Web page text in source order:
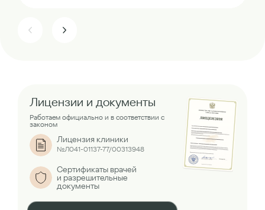
Лицензии и документы
Работаем официально и в соответствии с
законом
Лицензия клиники
№Л041-01137-77/00313948
Сертификаты врачей
и разрешительные
документы